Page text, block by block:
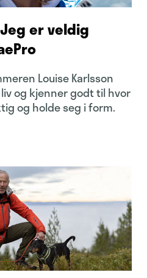
er veldig
Louise Karlsson
og kjenner godt til hvor
og holde seg i form.